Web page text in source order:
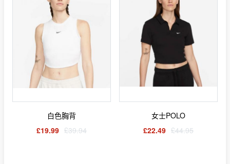
白色胸背
£19.99 £39.94
女士POLO
£22.49 £44.95